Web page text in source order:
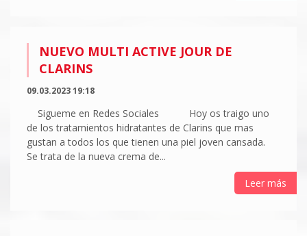
NUEVO MULTI ACTIVE JOUR DE
CLARINS
09.03.2023 19:18
Sigueme en Redes Sociales Hoy os traigo uno
de los tratamientos hidratantes de Clarins que mas
gustan a todos los que tienen una piel joven cansada.
Se trata de la nueva crema de...
Leer más